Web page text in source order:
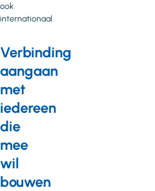
ook
internationaal.
Verbinding
aangaan
met
iedereen
die
mee
wil
bouwen